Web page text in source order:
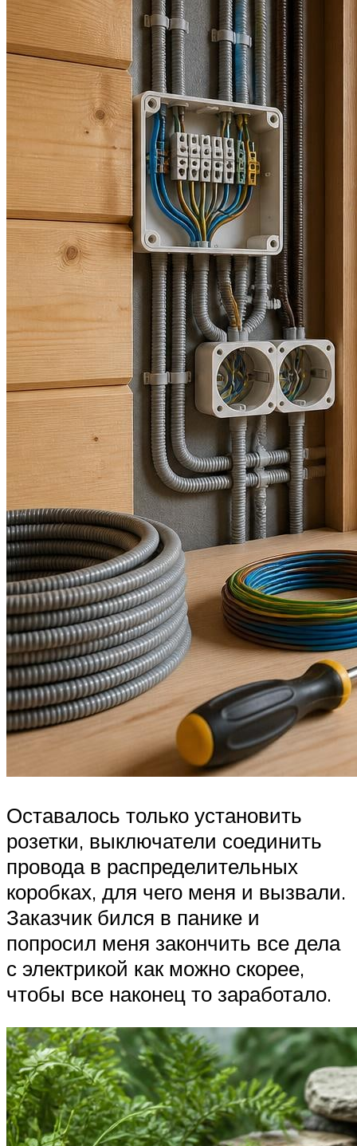
Оставалось только установить
розетки, выключатели соединить
провода в распределительных
коробках, для чего меня и вызвали.
Заказчик бился в панике и
попросил меня закончить все дела
с электрикой как можно скорее,
чтобы все наконец то заработало.